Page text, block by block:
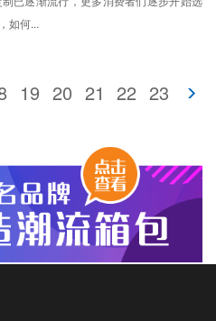
如何...
19 20 21 22 23